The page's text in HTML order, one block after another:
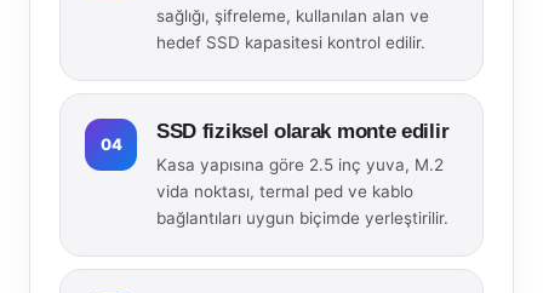
sağlığı, şifreleme, kullanılan alan ve
hedef SSD kapasitesi kontrol edilir.
04
SSD fiziksel olarak monte edilir
Kasa yapısına göre 2.5 inç yuva, M.2
vida noktası, termal ped ve kablo
bağlantıları uygun biçimde yerleştirilir.